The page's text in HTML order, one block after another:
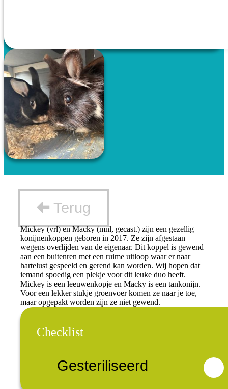
Terug
Mickey (vrl) en Macky (mnl, gecast.) zijn een gezellig
konijnenkoppen geboren in 2017. Ze zijn afgestaan
wegens overlijden van de eigenaar. Dit koppel is gewend
aan een buitenren met een ruime uitloop waar er naar
hartelust gespeeld en gerend kan worden. Wij hopen dat
iemand spoedig een plekje voor dit leuke duo heeft.
Mickey is een leeuwenkopje en Macky is een tankonijn.
Voor een lekker stukje groenvoer komen ze naar je toe,
maar opgepakt worden zijn ze niet gewend.
Checklist
Gesteriliseerd